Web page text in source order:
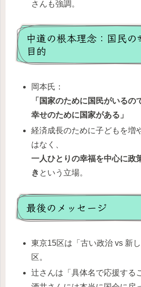
さんも強調。
中道の根本理念：国民の
目的
岡本氏：
「国家のために国民がいるの
幸せのために国家がある」
経済成長のために子どもを増
はなく、
一人ひとりの幸福を中心に政
き という立場。
最後のメッセージ
東京15区は「古い政治 vs 新
区。
辻さんは「具体名で応援する